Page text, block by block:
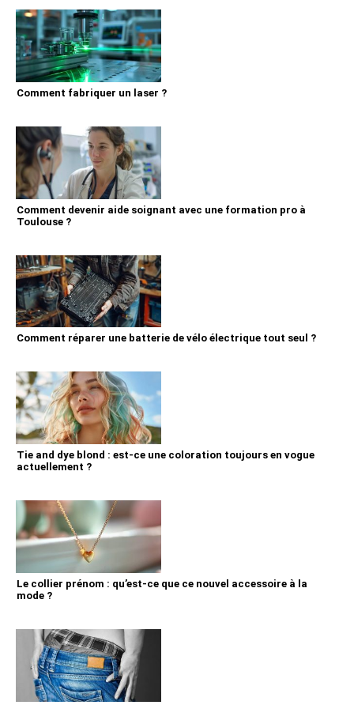
Comment fabriquer un laser ?
Comment devenir aide soignant avec une formation pro à
Toulouse ?
Comment réparer une batterie de vélo électrique tout seul ?
Tie and dye blond : est-ce une coloration toujours en vogue
actuellement ?
Le collier prénom : qu’est-ce que ce nouvel accessoire à la
mode ?